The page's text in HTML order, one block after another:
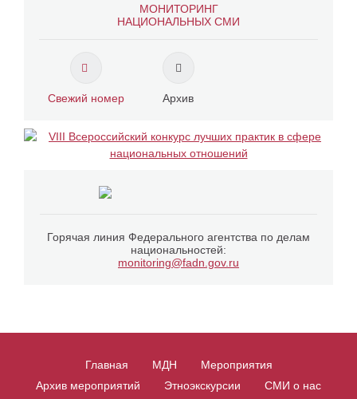
МОНИТОРИНГ
НАЦИОНАЛЬНЫХ СМИ
Свежий номер Архив
Горячая линия Федерального агентства по делам
национальностей:
monitoring@fadn.gov.ru
Главная МДН
Мероприятия
Архив мероприятий
Этноэкскурсии
СМИ о нас